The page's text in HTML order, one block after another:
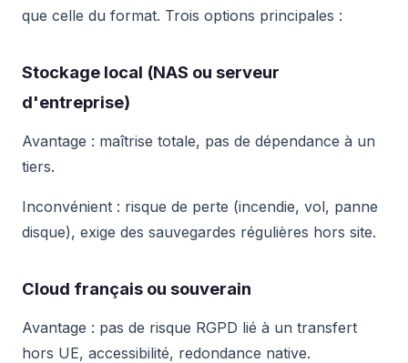
que celle du format. Trois options principales :
Stockage local (NAS ou serveur
d'entreprise)
Avantage : maîtrise totale, pas de dépendance à un
tiers.
Inconvénient : risque de perte (incendie, vol, panne
disque), exige des sauvegardes régulières hors site.
Cloud français ou souverain
Avantage : pas de risque RGPD lié à un transfert
hors UE, accessibilité, redondance native.